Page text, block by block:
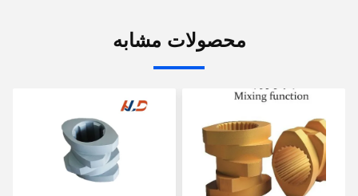
محصولات مشابه